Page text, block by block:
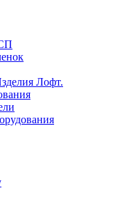
Лофт.